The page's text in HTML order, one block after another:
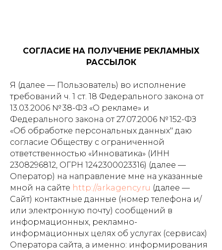
СОГЛАСИЕ НА ПОЛУЧЕНИЕ РЕКЛАМНЫХ
РАССЫЛОК
Я (далее — Пользователь) во исполнение
требований ч. 1 ст. 18 Федерального закона от
13.03.2006 № 38-ФЗ «О рекламе» и
Федерального закона от 27.07.2006 № 152-ФЗ
«Об обработке персональных данных" даю
согласие Обществу с ограниченной
ответственностью «Инноватика» (ИНН
2308296812, ОГРН 1242300023316) (далее —
Оператор) на направление мне на указанные
мной на сайте http://arkagency.ru (далее —
Сайт) контактные данные (номер телефона и/
или электронную почту) сообщений в
информационных, рекламно-
информационных целях об услугах (сервисах)
Оператора сайта, а именно: информирования